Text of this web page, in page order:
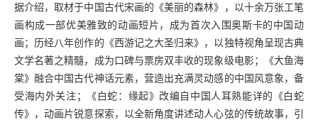
据介绍，取材于中国古代宋画的《美丽的森林》，以十余万张工笔
画构成一部优美雅致的动画短片，成为首次入围奥斯卡的中国动
画；历经八年创作的《西游记之大圣归来》，以独特视角呈现古典
文学名著之精髓，成为口碑与票房双丰收的现象级电影；《大鱼海
棠》融合中国古代神话元素，营造出充满灵动感的中国风意象，备
受海内外关注；《白蛇：缘起》改编自中国人耳熟能详的《白蛇
传》，动画片锐意探索，以全新角度讲述动人心弦的传统故事，引